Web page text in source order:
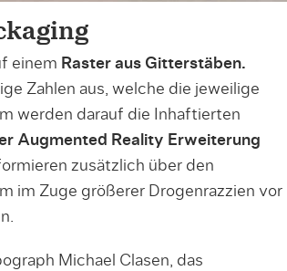
einem Raster aus Gitterstäben.
Zahlen aus, welche die jeweilige
werden darauf die Inhaftierten
Augmented Reality Erweiterung
zusätzlich über den
im Zuge größerer Drogenrazzien vor
Michael Clasen, das